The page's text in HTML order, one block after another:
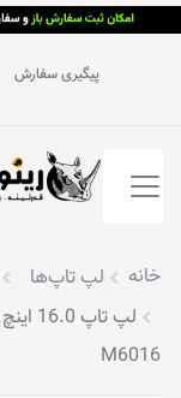
پیگیری سفارش
خانه لپ تاپ‌ها
M6016